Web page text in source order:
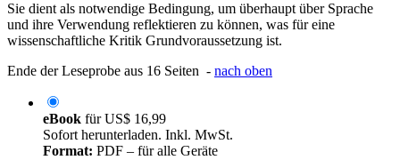
Sie dient als notwendige Bedingung, um überhaupt über Sprache
und ihre Verwendung reflektieren zu können, was für eine
wissenschaftliche Kritik Grundvoraussetzung ist.
Ende der Leseprobe aus 16 Seiten - nach oben
eBook fürUS$ 16,99
Sofort herunterladen. Inkl. MwSt.
Format: PDF – für alle Geräte